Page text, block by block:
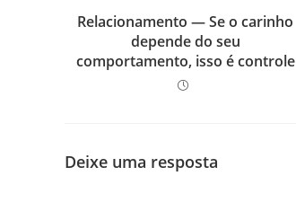
Relacionamento — Se o carinho
depende do seu
comportamento, isso é controle
Deixe uma resposta